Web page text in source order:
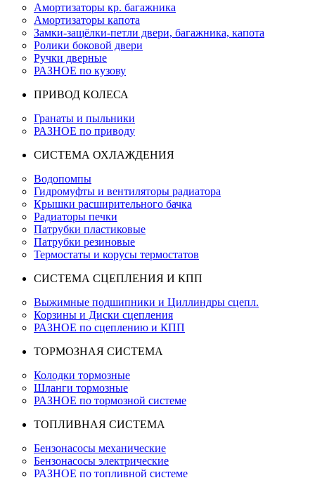
Амортизаторы кр. багажника
Амортизаторы капота
Замки-защёлки-петли двери, багажника, капота
Ролики боковой двери
Ручки дверные
РАЗНОЕ по кузову
ПРИВОД КОЛЕСА
Гранаты и пыльники
РАЗНОЕ по приводу
СИСТЕМА ОХЛАЖДЕНИЯ
Водопомпы
Гидромуфты и вентиляторы радиатора
Крышки расширительного бачка
Радиаторы печки
Патрубки пластиковые
Патрубки резиновые
Термостаты и корусы термостатов
СИСТЕМА СЦЕПЛЕНИЯ И КПП
Выжимные подшипники и Циллиндры сцепл.
Корзины и Диски сцепления
РАЗНОЕ по сцеплению и КПП
ТОРМОЗНАЯ СИСТЕМА
Колодки тормозные
Шланги тормозные
РАЗНОЕ по тормозной системе
ТОПЛИВНАЯ СИСТЕМА
Бензонасосы механические
Бензонасосы электрические
РАЗНОЕ по топливной системе